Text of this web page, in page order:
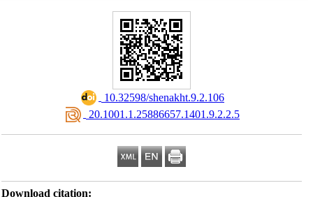
‎ 10.32598/shenakht.9.2.106
‎ 20.1001.1.25886657.1401.9.2.2.5
Download citation: